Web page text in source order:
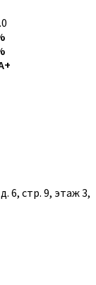
6, стр. 9, этаж 3,